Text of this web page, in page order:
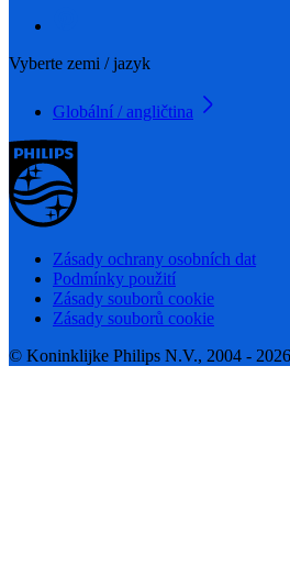
Vyberte zemi / jazyk
Globální / angličtina
Zásady ochrany osobních dat
Podmínky použití
Zásady souborů cookie
Zásady souborů cookie
© Koninklijke Philips N.V., 2004 -